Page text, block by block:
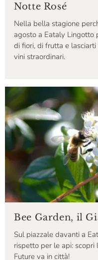
Notte Rosé
Nella bella stagione
agosto a Eataly Lingotto
di fiori, di frutta e
vini straordinari.
Bee Garden, il
Sul piazzale davanti a
rispetto per le api:
Future va in città!